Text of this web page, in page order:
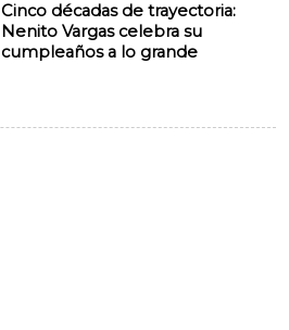
Cinco décadas de trayectoria:
Nenito Vargas celebra su
cumpleaños a lo grande